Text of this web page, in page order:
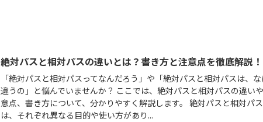
絶対パスと相対パスの違いとは？書き方と注意点を徹底解説！
「絶対パスと相対パスってなんだろう」や「絶対パスと相対パスは、
違うの」と悩んでいませんか？ ここでは、絶対パスと相対パスの違い
意点、書き方について、分かりやすく解説します。 絶対パスと相対パス
は、それぞれ異なる目的や使い方があり...